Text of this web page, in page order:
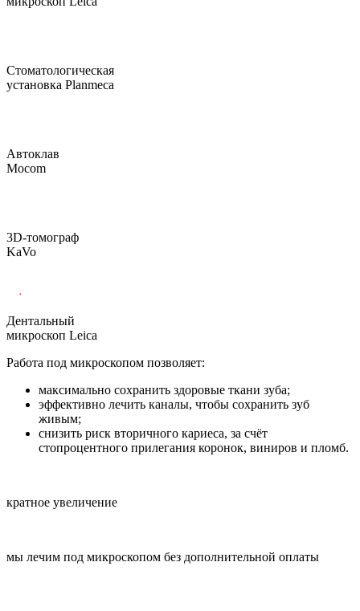
Стоматологическая
установка Planmeca
Автоклав
Mocom
3D-томограф
KaVo
Дентальный
микроскоп Leica
Работа под микроскопом позволяет:
максимально сохранить здоровые ткани зуба;
эффективно лечить каналы, чтобы сохранить зуб
живым;
снизить риск вторичного кариеса, за счёт
стопроцентного прилегания коронок, виниров и пломб.
кратное увеличение
мы лечим под микроскопом без дополнительной оплаты